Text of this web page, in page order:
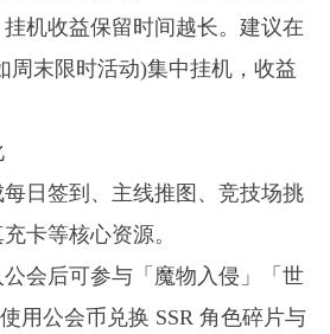
机收益保留时间越长。建议在
周末限时活动)集中挂机，收益
每日签到、主线推图、竞技场挑
卡等核心资源。
会后可参与「魔物入侵」「世
用公会币兑换 SSR 角色碎片与